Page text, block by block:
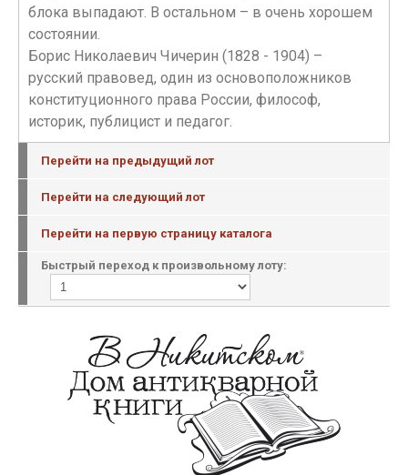
блока выпадают. В остальном – в очень хорошем
состоянии.
Борис Николаевич Чичерин (1828 - 1904) –
русский правовед, один из основоположников
конституционного права России, философ,
историк, публицист и педагог.
Перейти на предыдущий лот
Перейти на следующий лот
Перейти на первую страницу каталога
Быстрый переход к произвольному лоту: